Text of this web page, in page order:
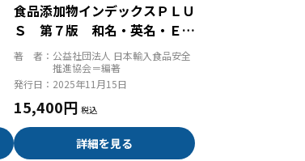
食品添加物インデックスＰＬＵ
Ｓ 第７版 和名・英名・ＥＮ
ｏ．検索便覧
著 者： 公益社団法人 日本輸入食品安全
推進協会＝編著
発行日： 2025年11月15日
15,400円
詳細を見る